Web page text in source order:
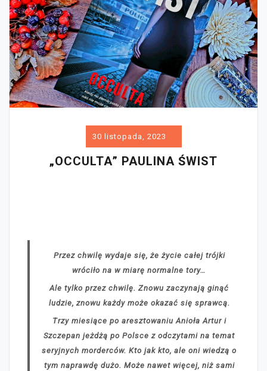
30 listopada, 2023
„OCCULTA” PAULINA ŚWIST
Przez chwilę wydaje się, że życie całej trójki
wróciło na w miarę normalne tory…
Ale tylko przez chwilę. Znowu zaczynają ginąć
ludzie, znowu każdy może okazać się sprawcą.
Trzy miesiące po aresztowaniu Anioła Artur i
Szczepan jeżdżą po Polsce z odczytami na temat
seryjnych morderców. Kto jak kto, ale oni wiedzą o
tym naprawdę dużo. Może nawet więcej, niż sami